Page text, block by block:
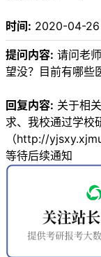
时间: 2020-04-26
提问内容: 请问老
望没？目前有哪些
回复内容: 关于相
求、我校通过学校
（http://
等待后续通知